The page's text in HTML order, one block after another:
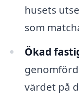
husets
som
Ökad
värdet på